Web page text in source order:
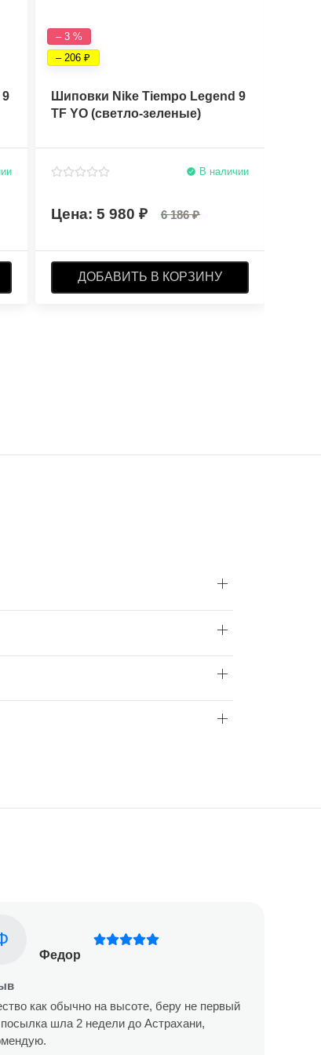
– 3 %
– 206
Шиповки Nike Tiempo Legend 9
TF YO (светло-зеленые)
В наличии
5 980 6 186
ДОБАВИТЬ В КОРЗИНУ
Федор
как обычно на высоте, беру не первый
посылка шла 2 недели до Астрахани,